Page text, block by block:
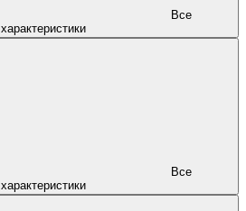
характеристики
характеристики